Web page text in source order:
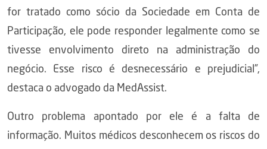
for tratado como sócio da Sociedade em Conta de
Participação, ele pode responder legalmente como se
tivesse envolvimento direto na administração do
negócio. Esse risco é desnecessário e prejudicial”,
destaca o advogado da MedAssist.
Outro problema apontado por ele é a falta de
informação. Muitos médicos desconhecem os riscos do